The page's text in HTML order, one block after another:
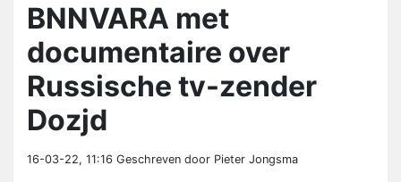
BNNVARA met
documentaire over
Russische tv-zender
Dozjd
16-03-22, 11:16 Geschreven door Pieter Jongsma